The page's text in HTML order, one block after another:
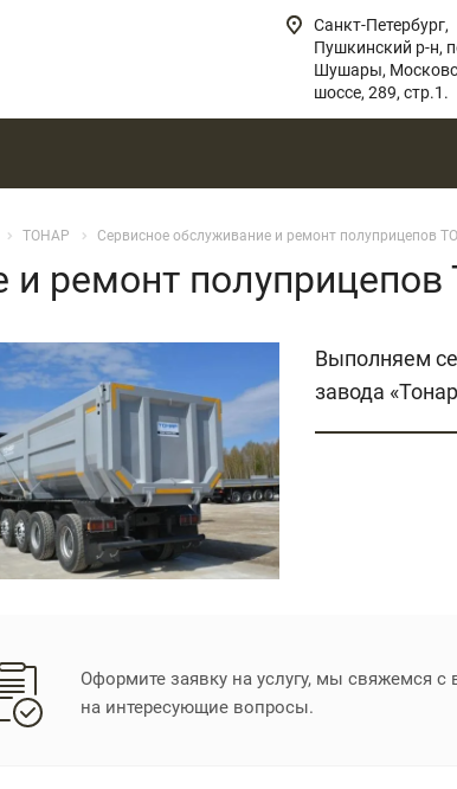
Санкт-Петербург,
Пушкинский р-н,
Шушары,
шоссе, 289, стр.1.
ТОНАР Сервисное обслуживание и ремонт полуприцепов
и ремонт
Выполняем
завода
Оформите заявку на услугу, мы свяжемся
на интересующие вопросы.